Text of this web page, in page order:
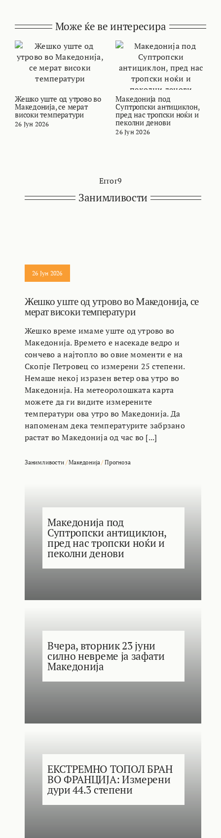
Може ќе ве интересира
Жешко уште од утрово во
Македонија, се мерат
високи температури
26 Јун 2026
Македонија под
Суптропски антициклон,
пред нас тропски ноќи и
пеколни денови
26 Јун 2026
Error9
Занимливости
26 Јун 2026
Жешко уште од утрово во Македонија, се
мерат високи температури
Жешко време имаме уште од утрово во
Македонија. Времето е насекаде ведро и
сончево а најтопло во овие моменти е на
Скопје Петровец со измерени 25 степени.
Немаше некој изразен ветер ова утро во
Македонија. На метеоролошката карта
можете да ги видите измерените
температури ова утро во Македонија. Да
напоменам дека температурите забрзано
растат во Македонија од час во [...]
Занимливости/Македонија/Прогноза
Македонија под
Суптропски антициклон,
пред нас тропски ноќи и
пеколни денови
Вчера, вторник 23 јуни
силно невреме ја зафати
Македонија
ЕКСТРЕМНО ТОПОЛ БРАН
ВО ФРАНЦИЈА: Измерени
дури 44.3 степени